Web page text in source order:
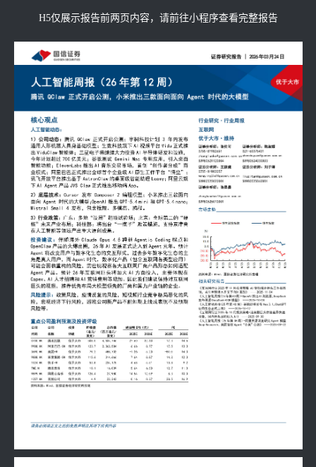
H5仅展示报告前两页内容，请前往小程序查看完整报告